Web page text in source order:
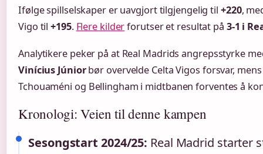
Ifølge spillselskaper er uavgjort tilgjengelig til +220,
Vigo til+195. Flere kilderforutser et resultat på 3-1 i
Analytikere peker på at Real Madrids angrepsstyrke
Vinícius Júniorbør overvelde Celta Vigos forsvar,
Tchouaméni og Bellingham i midtbanen forventes å
Kronologi: Veien til denne kampen
Sesongstart 2024/25: Real Madrid starter